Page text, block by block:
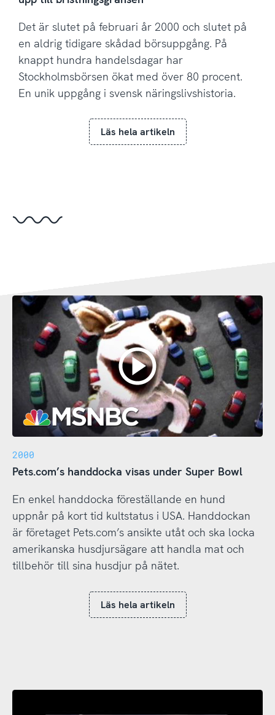
Det är slutet på februari år 2000 och slutet på
en aldrig tidigare skådad börsuppgång. På
knappt hundra handelsdagar har
Stockholmsbörsen ökat med över 80 procent.
En unik uppgång i svensk näringslivshistoria.
Läs hela artikeln
2000
Pets.com’s handdocka visas under Super Bowl
En enkel handdocka föreställande en hund
uppnår på kort tid kultstatus i USA. Handdockan
är företaget Pets.com’s ansikte utåt och ska locka
amerikanska husdjursägare att handla mat och
tillbehör till sina husdjur på nätet.
Läs hela artikeln